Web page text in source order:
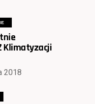
Klimatyzacji
2018